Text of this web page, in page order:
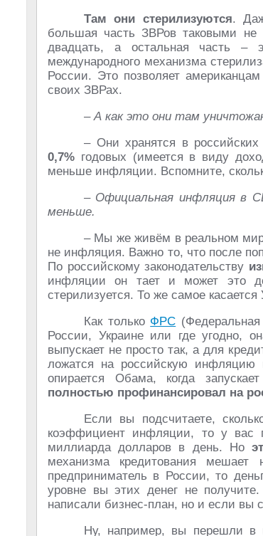
Там они стерилизуются.
большая часть ЗВРов таковыми не
двадцать, а остальная часть –
международного механизма
России. Это позволяет
своих ЗВРах.
– А как это они там
– Они хранятся в
0,7% годовых (имеется в виду
меньше инфляции. Вспомните,
– Официальная инфляция в
меньше.
– Мы же живём в реальном
не инфляция. Важно то, что после
По российскому законодательству
инфляции он тает и может это
стерилизуется. То же самое
Как только ФРС
России, Украине или где угодно,
выпускает не просто так, а для
ложатся на российскую инфляцию
опирается Обама, когда
полностью профинансировал на
Если вы подсчитаете,
коэффициент инфляции, то у вас
миллиарда долларов в день. Но
механизма кредитования
предприниматель в России, то
уровне вы этих денег не
написали бизнес-план, но и если вы
Ну, например, вы перешли в